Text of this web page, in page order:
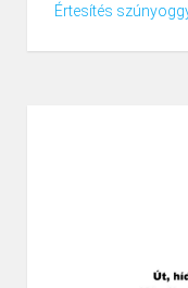
Értesítés